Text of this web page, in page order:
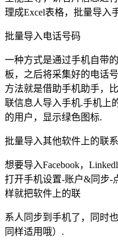
理成Excel表格，批量导入
批量导入电话号码
一种方式是通过手机自带
板，之后将采集好的电话
方法就是借助手机助手，
联信息人导入手机.手机上
的用户，显示绿色图标.
批量导入其他软件上的联
想要导入Facebook，
打开手机设置-账户&同步-
样就把软件上的联
系人同步到手机了，同时
同样适用哦）.